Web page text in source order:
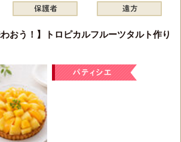
わおう！】トロピカルフルーツタルト作り